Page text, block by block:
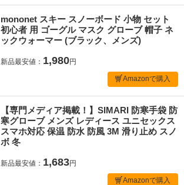
mononet スキー スノーボード 小物 セット
初心者 用 ゴーグル マスク グローブ 帽子 ネ
ックウォーマー (ブラック、メンズ)
新品最安値： 1,980円
Amazonで購入
【専門メディア掲載！】SIMARI 防寒手袋 防
寒グローブ メンズ レディース ユニセックス
スマホ対応 保温 防水 防風 3M 滑り止め スノ
ボ 冬
新品最安値： 1,683円
Amazonで購入